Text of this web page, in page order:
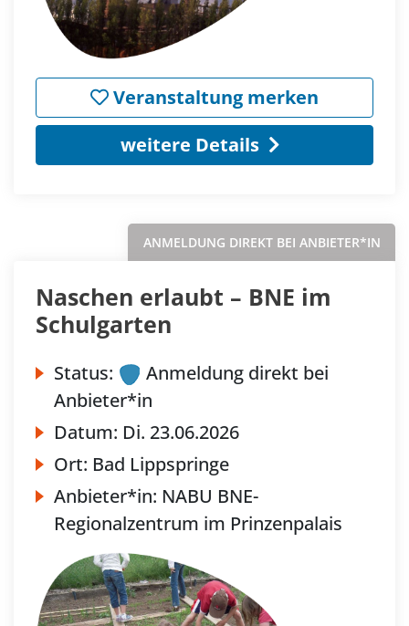
Veranstaltung merken
weitere Details
ANMELDUNG DIREKT BEI ANBIETER*IN
Naschen erlaubt – BNE im
Schulgarten
Status:
Anmeldung direkt bei
Anbieter*in
Datum: Di. 23.06.2026
Ort: Bad Lippspringe
Anbieter*in: NABU BNE-
Regionalzentrum im Prinzenpalais